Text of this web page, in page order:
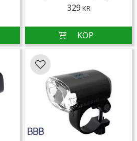
329 KR
Lägg till i favoriter